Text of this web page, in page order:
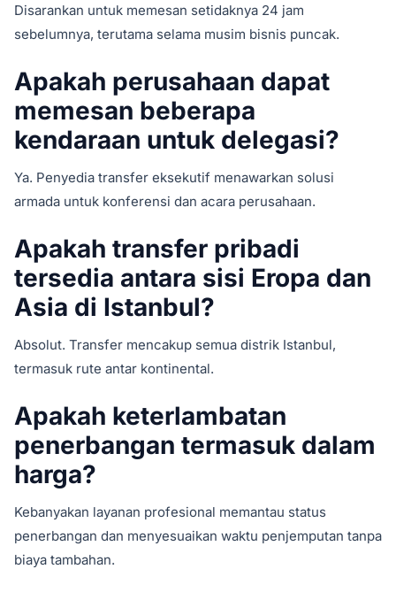
Disarankan untuk memesan setidaknya 24 jam
sebelumnya, terutama selama musim bisnis puncak.
Apakah perusahaan dapat
memesan beberapa
kendaraan untuk delegasi?
Ya. Penyedia transfer eksekutif menawarkan solusi
armada untuk konferensi dan acara perusahaan.
Apakah transfer pribadi
tersedia antara sisi Eropa dan
Asia di Istanbul?
Absolut. Transfer mencakup semua distrik Istanbul,
termasuk rute antar kontinental.
Apakah keterlambatan
penerbangan termasuk dalam
harga?
Kebanyakan layanan profesional memantau status
penerbangan dan menyesuaikan waktu penjemputan tanpa
biaya tambahan.